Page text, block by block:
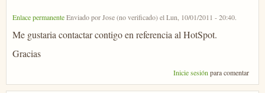
Enlace permanenteEnviado porJose (no verificado)elLun, 10/01/2011 - 20:40.
Me gustaria contactar contigo en referencia al HotSpot.
Gracias
Inicie sesión para comentar